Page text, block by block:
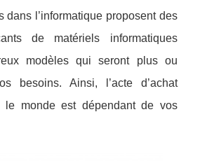
dans l’informatique proposent des
de matériels informatiques
modèles qui seront plus ou
besoins. Ainsi, l’acte d’achat
le monde est dépendant de vos